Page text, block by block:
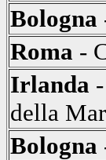
Bologna
Roma -
Irlanda
della
Bologna